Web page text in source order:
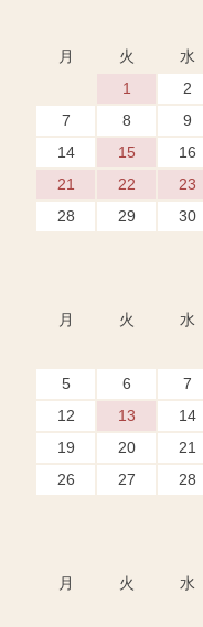
月
火 水
1
2
7
8 9
14
15 16
21
22 23
28
29 30
月
火 水
5
6 7
12
13 14
19
20 21
26
27 28
月
火 水